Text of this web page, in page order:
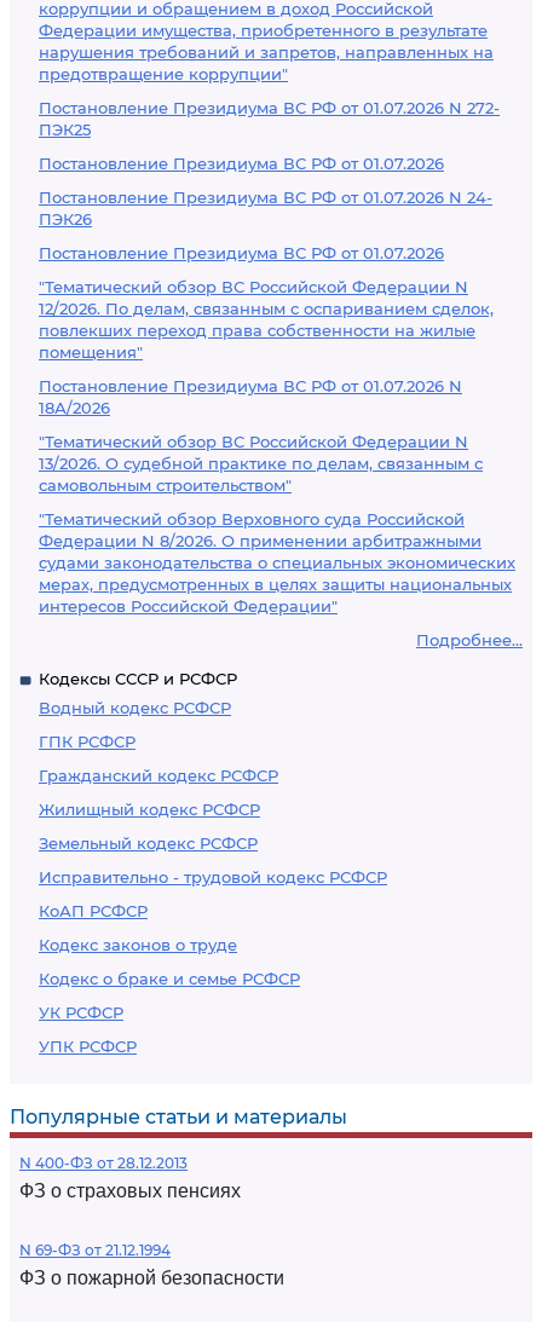
коррупции и обращением в доход Российской
Федерации имущества, приобретенного в результате
нарушения требований и запретов, направленных на
предотвращение коррупции"
Постановление Президиума ВС РФ от 01.07.2026 N 272-
ПЭК25
Постановление Президиума ВС РФ от 01.07.2026
Постановление Президиума ВС РФ от 01.07.2026 N 24-
ПЭК26
Постановление Президиума ВС РФ от 01.07.2026
"Тематический обзор ВС Российской Федерации N
12/2026. По делам, связанным с оспариванием сделок,
повлекших переход права собственности на жилые
помещения"
Постановление Президиума ВС РФ от 01.07.2026 N
18А/2026
"Тематический обзор ВС Российской Федерации N
13/2026. О судебной практике по делам, связанным с
самовольным строительством"
"Тематический обзор Верховного суда Российской
Федерации N 8/2026. О применении арбитражными
судами законодательства о специальных экономических
мерах, предусмотренных в целях защиты национальных
интересов Российской Федерации"
Подробнее...
Кодексы СССР и РСФСР
Водный кодекс РСФСР
ГПК РСФСР
Гражданский кодекс РСФСР
Жилищный кодекс РСФСР
Земельный кодекс РСФСР
Исправительно - трудовой кодекс РСФСР
КоАП РСФСР
Кодекс законов о труде
Кодекс о браке и семье РСФСР
УК РСФСР
УПК РСФСР
Популярные статьи и материалы
N 400-ФЗ от 28.12.2013
ФЗ о страховых пенсиях
N 69-ФЗ от 21.12.1994
ФЗ о пожарной безопасности